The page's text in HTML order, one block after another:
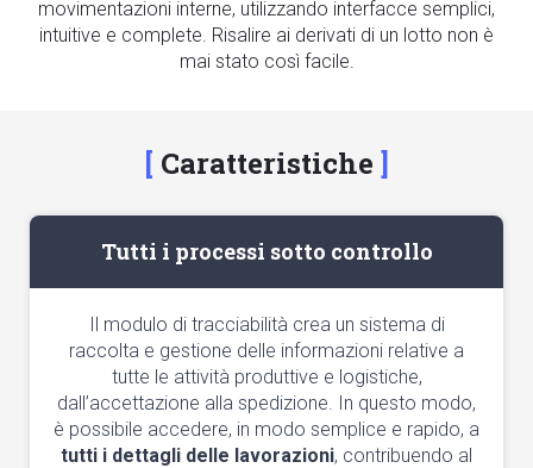
movimentazioni interne, utilizzando interfacce semplici,
intuitive e complete. Risalire ai derivati di un lotto non è
mai stato così facile.
Caratteristiche
Tutti i processi sotto controllo
Il modulo di tracciabilità crea un sistema di
raccolta e gestione delle informazioni relative a
tutte le attività produttive e logistiche,
dall’accettazione alla spedizione. In questo modo,
è possibile accedere, in modo semplice e rapido, a
tutti i dettagli delle lavorazioni, contribuendo al